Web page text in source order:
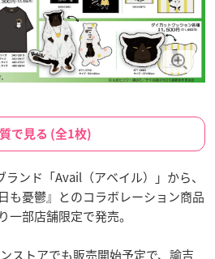
で見る (全1枚)
ンド「Avail（アベイル）」から、
も憂鬱』とのコラボレーション商品
一部店舗限定で発売。
ストアでも販売開始予定で、諭吉